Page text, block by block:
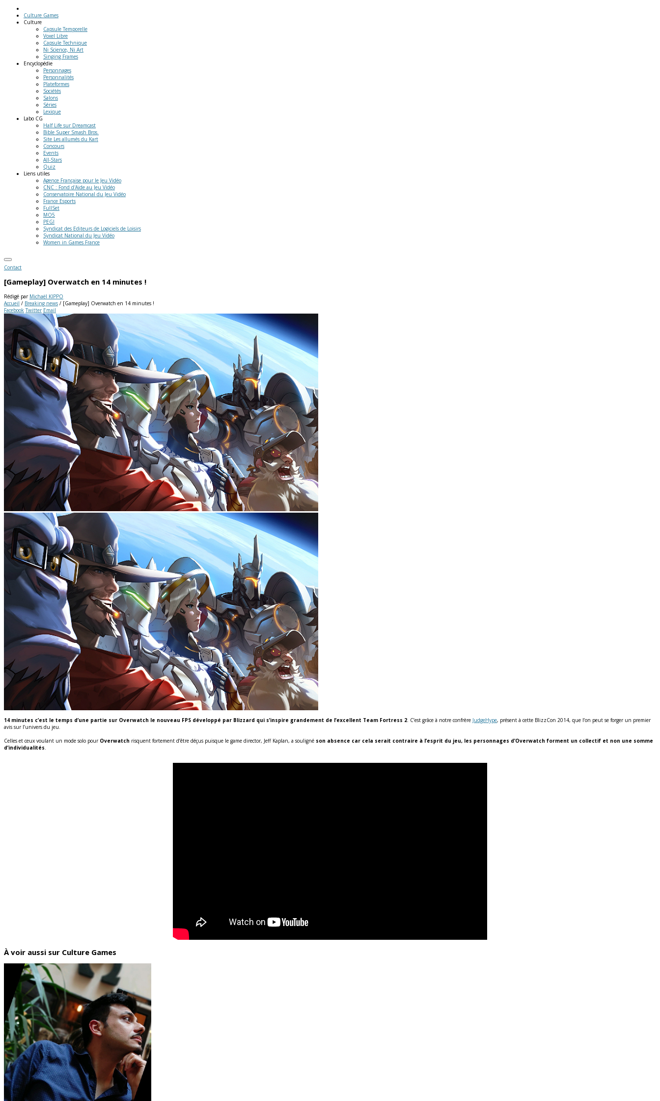
Culture Games
Culture
Capsule Temporelle
Voxel Libre
Capsule Technique
Ni Science, Ni Art
Singing Frames
Encyclopédie
Personnages
Personnalités
Plateformes
Sociétés
Salons
Séries
Lexique
Labo CG
Half Life sur Dreamcast
Bible Super Smash Bros.
Site Les allumés du Kart
Concours
Events
All-Stars
Quiz
Liens utiles
Agence Française pour le Jeu Vidéo
CNC : Fond d'Aide au Jeu Vidéo
Conservatoire National du Jeu Vidéo
France Esports
FullSet
MO5
PEGI
Syndicat des Editeurs de Logiciels de Loisirs
Syndicat National du Jeu Vidéo
Women in Games France
Contact
[Gameplay] Overwatch en 14 minutes !
Rédigé par Michaël KIPPO
Accueil / Breaking news / [Gameplay] Overwatch en 14 minutes !
Facebook Twitter Email
14 minutes c’est le temps d’une partie sur Overwatch le nouveau FPS développé par Blizzard qui s’inspire grandement de l’excellent Team Fortress 2. C’est grâce à notre confrère JudgeHype, présent à cette BlizzCon 2014, que l’on peut se forger un premier
avis sur l’univers du jeu.
Celles et ceux voulant un mode solo pour Overwatch risquent fortement d’être déçus puisque le game director, Jeff Kaplan, a souligné son absence car cela serait contraire à l’esprit du jeu, les personnages d’Overwatch forment un collectif et non une somme
d’individualités.
À voir aussi sur Culture Games